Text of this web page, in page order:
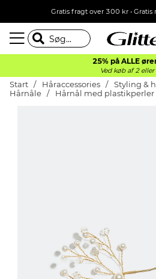
Gratis fragt over 300 kr •
25% på ALLE
Ved køb af 2 eller
Start Håraccessories
Styling &
Hårnåle
Hårnål med plastikperler